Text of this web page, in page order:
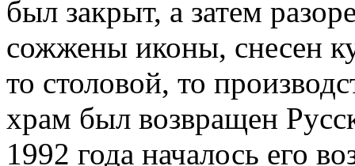
был закрыт, а затем
сожжены иконы, снесен
то столовой, то
храм был возвращен
1992 года началось его